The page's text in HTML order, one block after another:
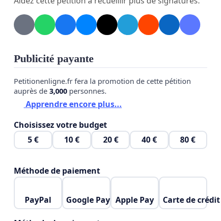
Margot, Ilias, Amadou, Emile, Amine, Inès, Basile,
Hermione, Léonore, Ahmed, Toni, Lola, Mia, Pauline,
Arthur, Kenzo, Sofia, Juliette, Laâly, Iris, Côme,
Naïla, Aymen, Léonie, Monia, Hadrien, Lena,
Mayssa, Liam, Lucas, Kolia, Imran, Nina, Victor,
Louis, Achille, Noah, Victoire, Oscar, Romane, Sacha,
Jeanne, Sana…
Publicité payante
Petitionenligne.fr fera la promotion de cette pétition
auprès de 3,000 personnes.
Apprendre encore plus...
Choisissez votre budget
5 €
10 € 20 € 40 € 80 €
Méthode de paiement
PayPal Google Pay Apple Pay Carte de crédit